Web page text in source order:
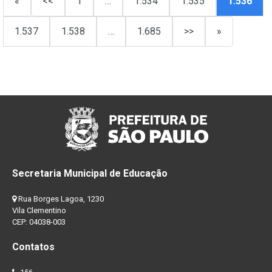
1.537 1.538 … 1.685 >> »
Secretaria Municipal de Educação
Rua Borges Lagoa, 1230
Vila Clementino
CEP: 04038-003
Contatos